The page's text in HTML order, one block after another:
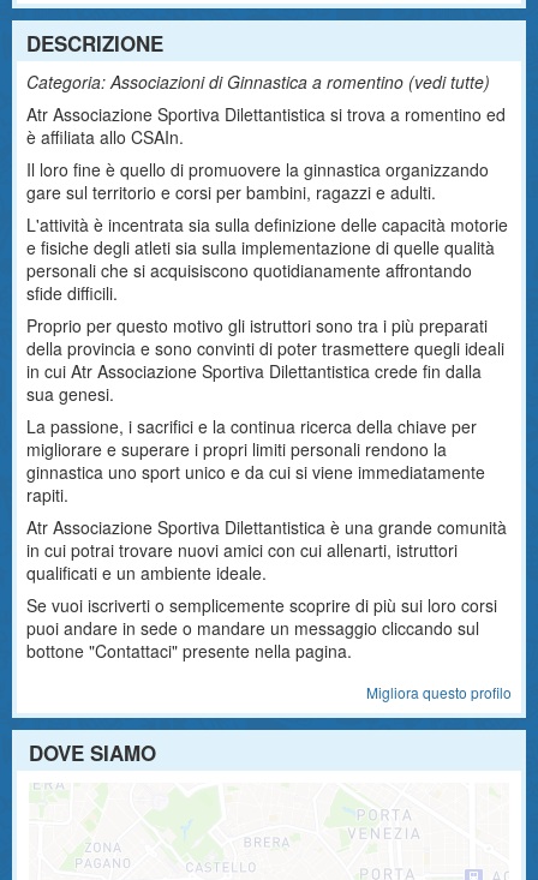
DESCRIZIONE
Categoria: Associazioni di Ginnastica a romentino (vedi tutte)
Atr Associazione Sportiva Dilettantistica si trova a romentino ed
è affiliata allo CSAIn.
Il loro fine è quello di promuovere la ginnastica organizzando
gare sul territorio e corsi per bambini, ragazzi e adulti.
L'attività è incentrata sia sulla definizione delle capacità motorie
e fisiche degli atleti sia sulla implementazione di quelle qualità
personali che si acquisiscono quotidianamente affrontando
sfide difficili.
Proprio per questo motivo gli istruttori sono tra i più preparati
della provincia e sono convinti di poter trasmettere quegli ideali
in cui Atr Associazione Sportiva Dilettantistica crede fin dalla
sua genesi.
La passione, i sacrifici e la continua ricerca della chiave per
migliorare e superare i propri limiti personali rendono la
ginnastica uno sport unico e da cui si viene immediatamente
rapiti.
Atr Associazione Sportiva Dilettantistica è una grande comunità
in cui potrai trovare nuovi amici con cui allenarti, istruttori
qualificati e un ambiente ideale.
Se vuoi iscriverti o semplicemente scoprire di più sui loro corsi
puoi andare in sede o mandare un messaggio cliccando sul
bottone "Contattaci" presente nella pagina.
Migliora questo profilo
DOVE SIAMO